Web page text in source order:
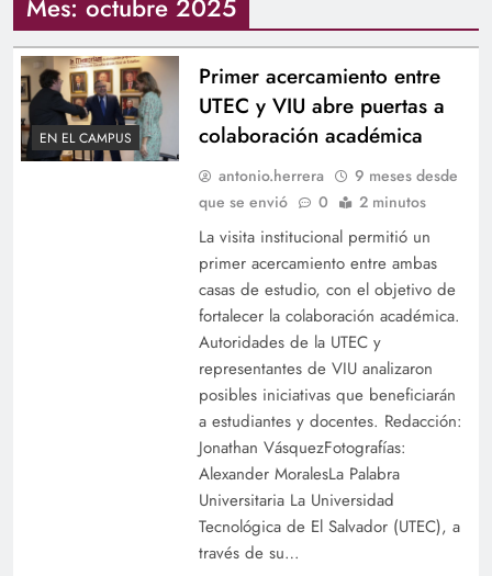
Mes: octubre 2025
EN EL CAMPUS
Primer acercamiento entre
UTEC y VIU abre puertas a
colaboración académica
antonio.herrera
9 meses desde
que se envió
0 2 minutos
La visita institucional permitió un
primer acercamiento entre ambas
casas de estudio, con el objetivo de
fortalecer la colaboración académica.
Autoridades de la UTEC y
representantes de VIU analizaron
posibles iniciativas que beneficiarán
a estudiantes y docentes. Redacción:
Jonathan VásquezFotografías:
Alexander MoralesLa Palabra
Universitaria La Universidad
Tecnológica de El Salvador (UTEC), a
través de su…